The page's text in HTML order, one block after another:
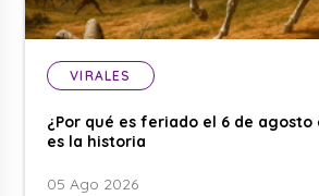
VIRALES
¿Por qué es feriado el 6 de agosto
es la historia
05 Ago 2026